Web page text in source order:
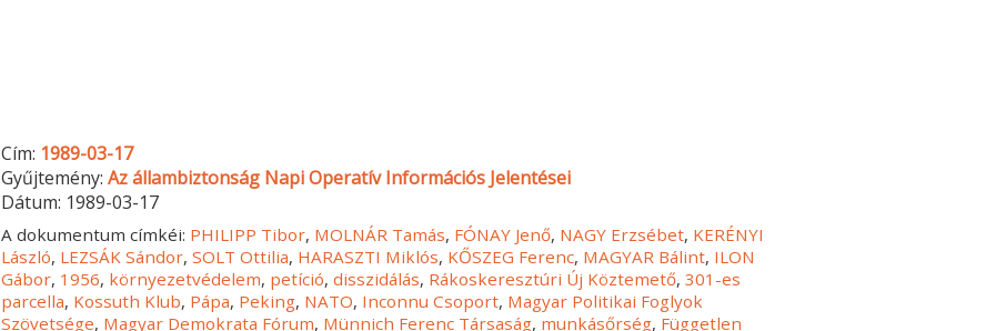
Cím: 1989-03-17
Gyűjtemény:Az állambiztonság Napi Operatív Információs Jelentései
Dátum: 1989-03-17
A dokumentum címkéi: PHILIPP Tibor, MOLNÁR Tamás, FÓNAY Jenő, NAGY Erzsébet, KERÉNYI
László, LEZSÁK Sándor,SOLT Ottilia, HARASZTI Miklós, KŐSZEG Ferenc, MAGYAR Bálint, ILON
Gábor, 1956, környezetvédelem, petíció,disszidálás, Rákoskeresztúri Új Köztemető,301-es
parcella, Kossuth Klub, Pápa, Peking, NATO, Inconnu Csoport, Magyar Politikai Foglyok
Szövetsége, Magyar Demokrata Fórum, Münnich Ferenc Társaság, munkásőrség, Független